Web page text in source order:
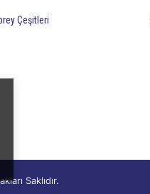
Çeşitleri
Saklıdır.